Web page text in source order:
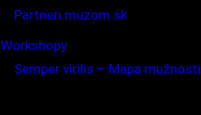
Partneri muzom.sk
Workshopy
Semper virilis – Mapa mužnosti